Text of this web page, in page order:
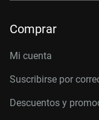
Comprar
Mi cuenta
Suscribirse por
Descuentos y